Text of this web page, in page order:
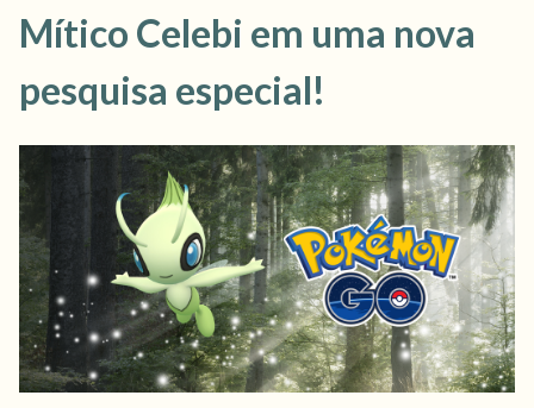
Mítico Celebi em uma nova
pesquisa especial!